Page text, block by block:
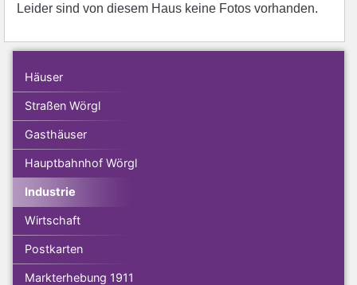
Leider sind von diesem Haus keine Fotos vorhanden.
Häuser
Straßen Wörgl
Gasthäuser
Hauptbahnhof Wörgl
Industrie
Wirtschaft
Postkarten
Markterhebung 1911